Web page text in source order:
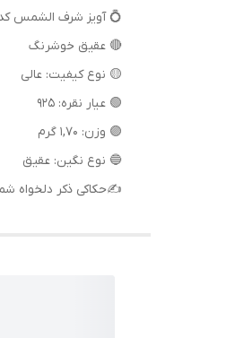
💍 آویز شرف الشمس کد
🔴 عقیق خوشرنگ
🟡 نوع کیفیت: عالی
🟢 عیار نقره: ۹۲۵
🟣 وزن: ۱,۷۰ گرم
🔵 نوع نگین: عقیق
✍حکاکی ذکر دلخواه